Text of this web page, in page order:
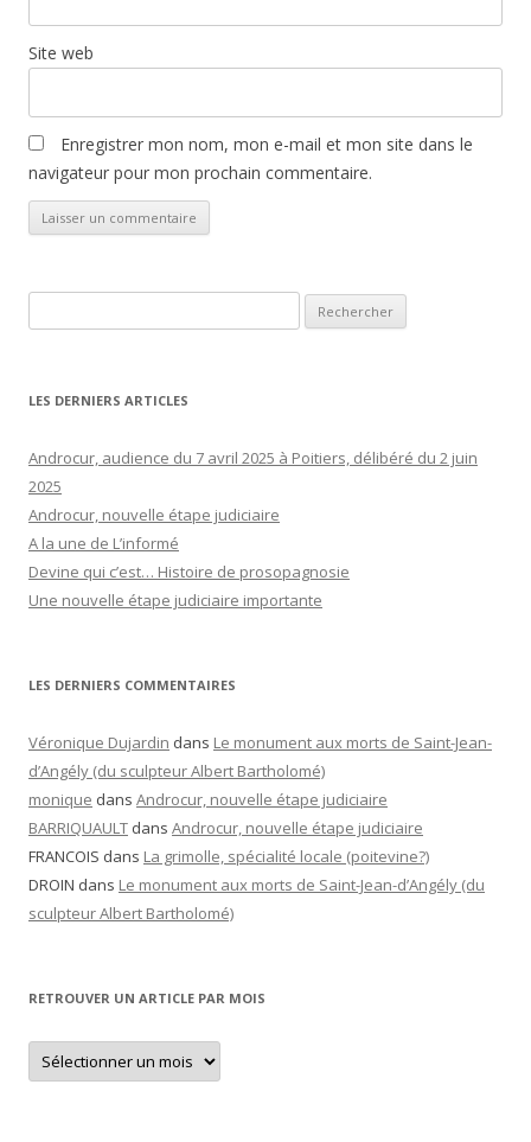
Site web
Enregistrer mon nom, mon e-mail et mon site dans le
navigateur pour mon prochain commentaire.
LES DERNIERS ARTICLES
Androcur, audience du 7 avril 2025 à Poitiers, délibéré du 2 juin
2025
Androcur, nouvelle étape judiciaire
A la une de L’informé
Devine qui c’est… Histoire de prosopagnosie
Une nouvelle étape judiciaire importante
LES DERNIERS COMMENTAIRES
Véronique Dujardin dans Le monument aux morts de Saint-Jean-
d’Angély (du sculpteur Albert Bartholomé)
monique dans Androcur, nouvelle étape judiciaire
BARRIQUAULT dans Androcur, nouvelle étape judiciaire
FRANCOIS dans La grimolle, spécialité locale (poitevine?)
DROIN dans Le monument aux morts de Saint-Jean-d’Angély (du
sculpteur Albert Bartholomé)
RETROUVER UN ARTICLE PAR MOIS
Retrouver
un
article